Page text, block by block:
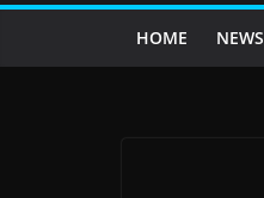
HOME NEWS